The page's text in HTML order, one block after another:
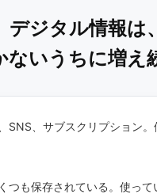
デジタル情報は、
ないうちに増え
SNS、サブスクリプション
つも保存されている。使っ